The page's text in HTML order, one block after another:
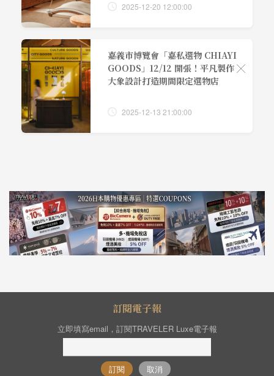
2025-12-20 12:00:00
嘉義市博覽會「嘉私選物 CHIAYI
GOODS」12/12 開張！平凡製作 ╳
大象設計打造期間限定選物店
2025-12-13 21:00:00
訂閱電子報
立即填寫email，訂閱TRAVELER Luxe電子報
訂閱 取消